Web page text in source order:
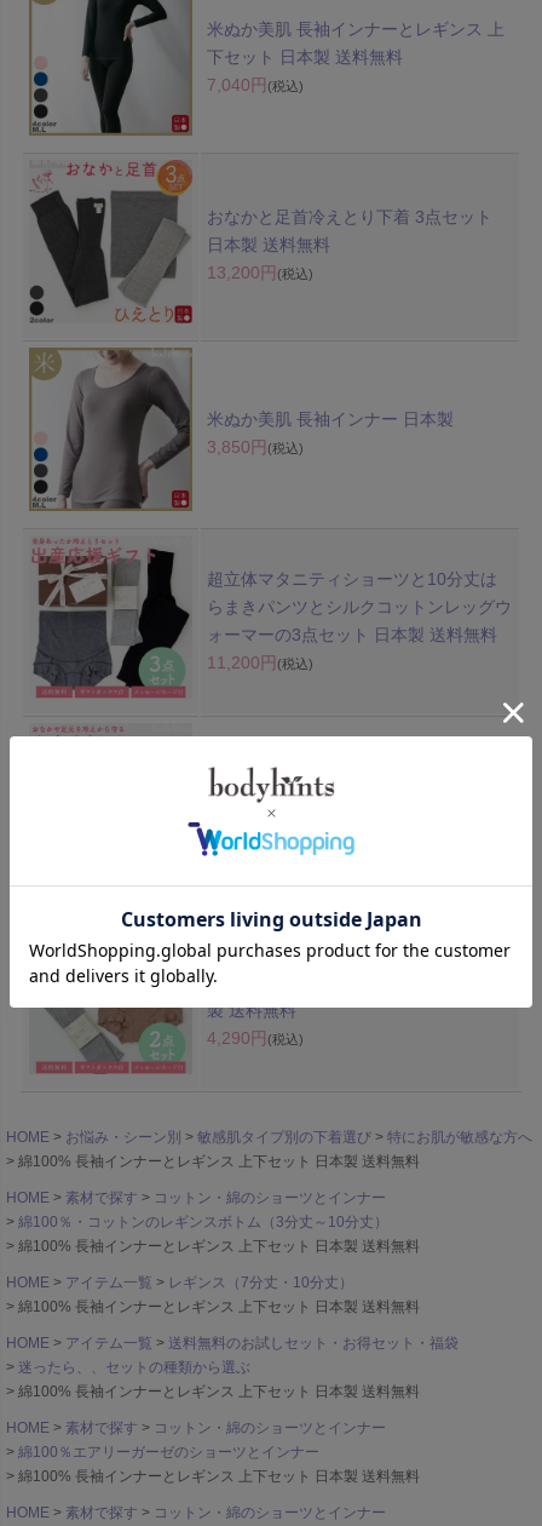
米ぬか美肌 長袖インナーとレギンス 上
下セット 日本製 送料無料
7,040円 (税込)
おなかと足首冷えとり下着 3点セット
日本製 送料無料
13,200円 (税込)
米ぬか美肌 長袖インナー 日本製
3,850円 (税込)
超立体マタニティショーツと10分丈は
らまきパンツとシルクコットンレッグウ
ォーマーの3点セット 日本製 送料無料
11,200円 (税込)
超立体マタニティショーツと5分丈はら
まきパンツとシルクコットンレッグウォ
ーマーの3点セット 日本製 送料無料
8,470円(税込)
超立体マタニティショーツとシルクコッ
トンレッグウォーマーの2点セット 日本
製 送料無料
4,290円 (税込)
HOME お悩み・シーン別 敏感肌タイプ別の下着選び
特にお肌が敏感な方へ
綿100% 長袖インナーとレギンス 上下セット 日本製 送料無料
HOME 素材で探す
コットン・綿のショーツとインナー
綿100％・コットンのレギンスボトム（3分丈～10分丈）
綿100% 長袖インナーとレギンス 上下セット 日本製 送料無料
HOME アイテム一覧
レギンス（7分丈・10分丈）
綿100% 長袖インナーとレギンス 上下セット 日本製 送料無料
HOME アイテム一覧
送料無料のお試しセット・お得セット・福袋
迷ったら、、セットの種類から選ぶ
綿100% 長袖インナーとレギンス 上下セット 日本製 送料無料
HOME 素材で探す
コットン・綿のショーツとインナー
綿100％エアリーガーゼのショーツとインナー
綿100% 長袖インナーとレギンス 上下セット 日本製 送料無料
HOME 素材で探す
コットン・綿のショーツとインナー